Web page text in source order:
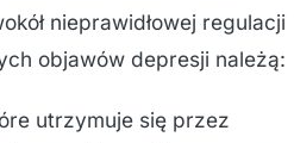
nieprawidłowej regulacji
objawów depresji należą:
utrzymuje się przez